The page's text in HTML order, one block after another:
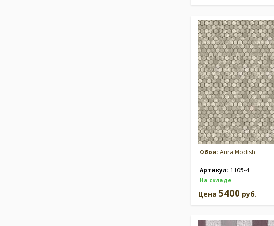
Обои: Aura Modish
Артикул: 1105-4
На складе
Цена 5400 руб.